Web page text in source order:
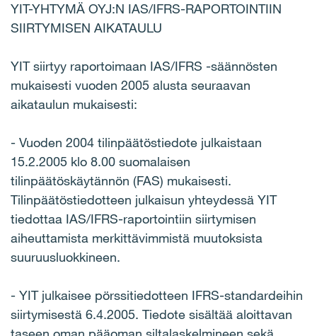
YIT-YHTYMÄ OYJ:N IAS/IFRS-RAPORTOINTIIN
SIIRTYMISEN AIKATAULU
YIT siirtyy raportoimaan IAS/IFRS -säännösten
mukaisesti vuoden 2005 alusta seuraavan
aikataulun mukaisesti:
- Vuoden 2004 tilinpäätöstiedote julkaistaan
15.2.2005 klo 8.00 suomalaisen
tilinpäätöskäytännön (FAS) mukaisesti.
Tilinpäätöstiedotteen julkaisun yhteydessä YIT
tiedottaa IAS/IFRS-raportointiin siirtymisen
aiheuttamista merkittävimmistä muutoksista
suuruusluokkineen.
- YIT julkaisee pörssitiedotteen IFRS-standardeihin
siirtymisestä 6.4.2005. Tiedote sisältää aloittavan